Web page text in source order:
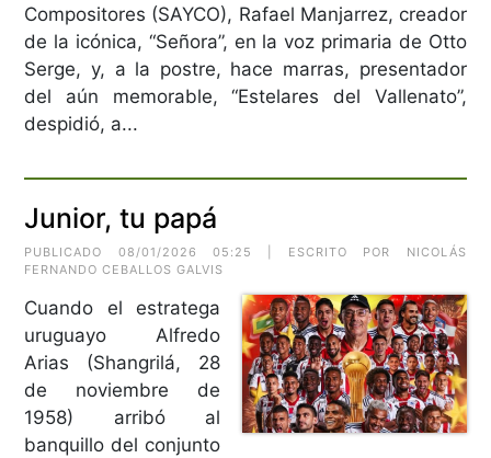
Compositores (SAYCO), Rafael Manjarrez, creador
de la icónica, “Señora”, en la voz primaria de Otto
Serge, y, a la postre, hace marras, presentador
del aún memorable, “Estelares del Vallenato”,
despidió, a...
Junior, tu papá
PUBLICADO 08/01/2026 05:25 | ESCRITO POR NICOLÁS
FERNANDO CEBALLOS GALVIS
Cuando el estratega
uruguayo Alfredo
Arias (Shangrilá, 28
de noviembre de
1958) arribó al
banquillo del conjunto